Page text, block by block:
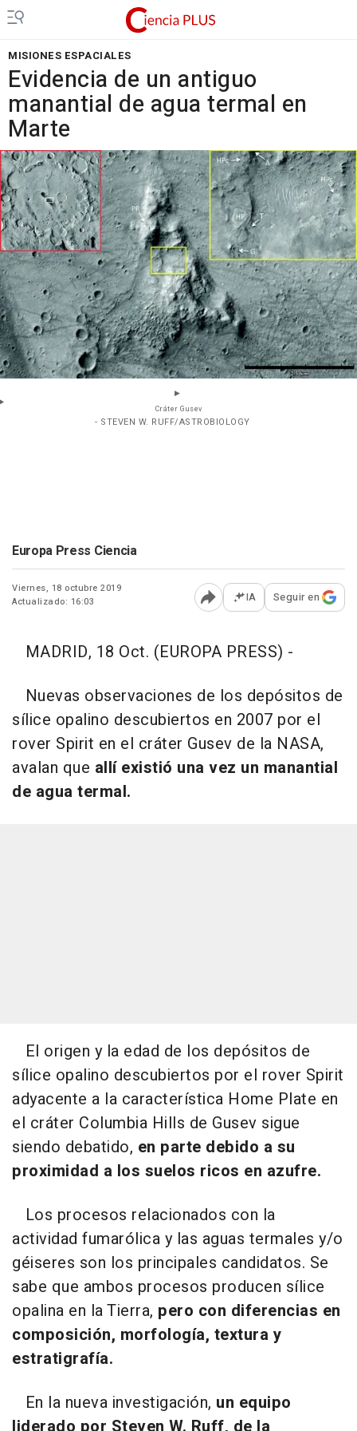
MISIONES ESPACIALES
Evidencia de un antiguo
manantial de agua termal en
Marte
Cráter Gusev
- STEVEN W. RUFF/ASTROBIOLOGY
Europa Press Ciencia
Viernes, 18 octubre 2019
Actualizado: 16:03
Abrir opciones para
IA Seguir en
MADRID, 18 Oct. (EUROPA PRESS) -
Nuevas observaciones de los depósitos de
sílice opalino descubiertos en 2007 por el
rover Spirit en el cráter Gusev de la NASA,
avalan que allí existió una vez un manantial
de agua termal.
El origen y la edad de los depósitos de
sílice opalino descubiertos por el rover Spirit
adyacente a la característica Home Plate en
el cráter Columbia Hills de Gusev sigue
siendo debatido, en parte debido a su
proximidad a los suelos ricos en azufre.
Los procesos relacionados con la
actividad fumarólica y las aguas termales y/o
géiseres son los principales candidatos. Se
sabe que ambos procesos producen sílice
opalina en la Tierra, pero con diferencias en
composición, morfología, textura y
estratigrafía.
En la nueva investigación, un equipo